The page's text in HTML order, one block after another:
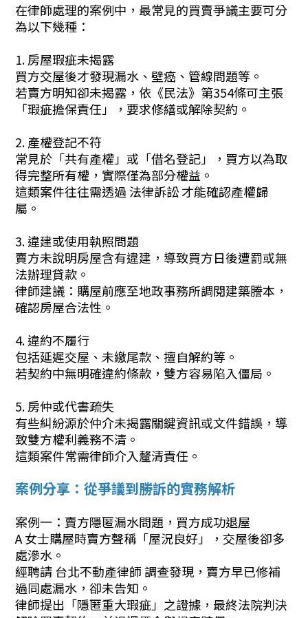
在律師處理的案例中，最常見的買賣爭議主要可分
為以下幾種：
1. 房屋瑕疵未揭露
買方交屋後才發現漏水、壁癌、管線問題等。
若賣方明知卻未揭露，依《民法》第354條可主張
「瑕疵擔保責任」，要求修繕或解除契約。
2. 產權登記不符
常見於「共有產權」或「借名登記」，買方以為取
得完整所有權，實際僅為部分權益。
這類案件往往需透過 法律訴訟 才能確認產權歸
屬。
3. 違建或使用執照問題
賣方未說明房屋含有違建，導致買方日後遭罰或無
法辦理貸款。
律師建議：購屋前應至地政事務所調閱建築謄本，
確認房屋合法性。
4. 違約不履行
包括延遲交屋、未繳尾款、擅自解約等。
若契約中無明確違約條款，雙方容易陷入僵局。
5. 房仲或代書疏失
有些糾紛源於仲介未揭露關鍵資訊或文件錯誤，導
致雙方權利義務不清。
這類案件常需律師介入釐清責任。
案例分享：從爭議到勝訴的實務解析
案例一：賣方隱匿漏水問題，買方成功退屋
A 女士購屋時賣方聲稱「屋況良好」，交屋後卻多
處滲水。
經聘請 台北不動產律師 調查發現，賣方早已修補
過同處漏水，卻未告知。
律師提出「隱匿重大瑕疵」之證據，最終法院判決